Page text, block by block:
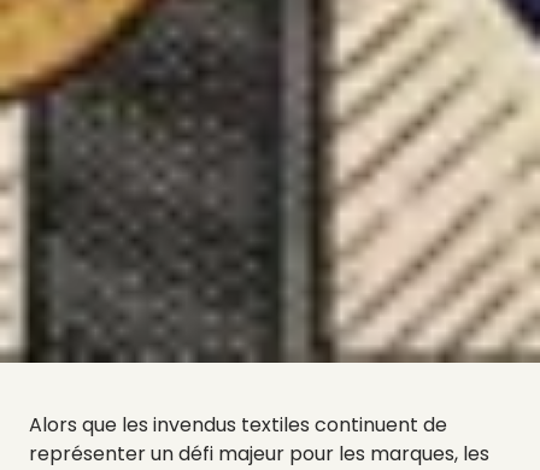
Alors que les invendus textiles continuent de
représenter un défi majeur pour les marques, les